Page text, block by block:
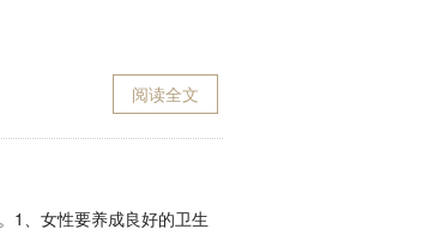
阅读全文
1、女性要养成良好的卫生